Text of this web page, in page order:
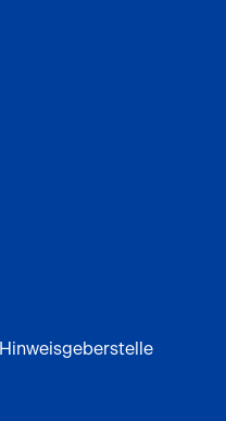
Hinweisgeberstelle